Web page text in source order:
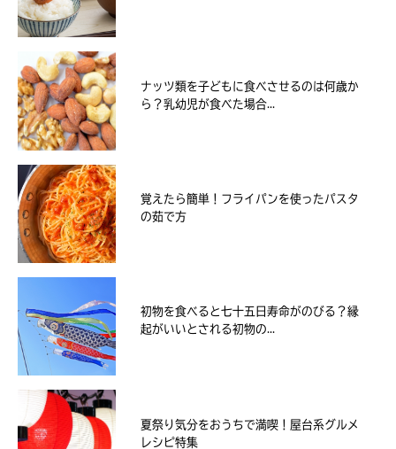
ナッツ類を子どもに食べさせるのは何歳か
ら？乳幼児が食べた場合...
覚えたら簡単！フライパンを使ったパスタ
の茹で方
初物を食べると七十五日寿命がのびる？縁
起がいいとされる初物の...
夏祭り気分をおうちで満喫！屋台系グルメ
レシピ特集